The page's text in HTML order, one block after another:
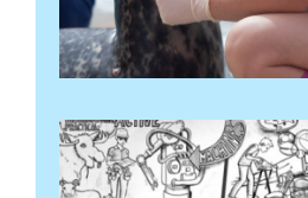
حقیقت
پسندانہ
تھیم کی